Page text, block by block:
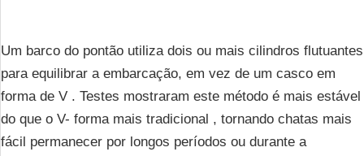
Um barco do pontão utiliza dois ou mais cilindros flutuantes
para equilibrar a embarcação, em vez de um casco em
forma de V . Testes mostraram este método é mais estável
do que o V- forma mais tradicional , tornando chatas mais
fácil permanecer por longos períodos ou durante a